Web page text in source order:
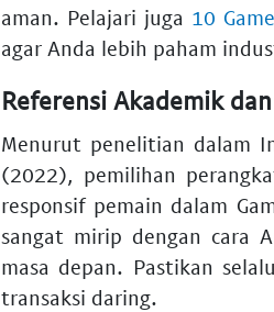
aman. Pelajari juga 10
agar Anda lebih paham
Referensi Akademik
Menurut penelitian dalam
(2022), pemilihan
responsif pemain dalam
sangat mirip dengan cara
masa depan. Pastikan
transaksi daring.